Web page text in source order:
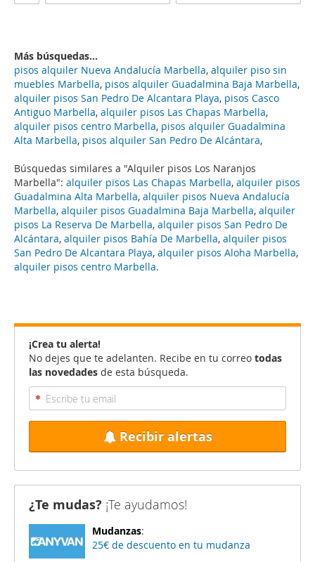
Búsquedas similares a "Alquiler pisos Los Naranjos
Marbella": alquiler pisos Las Chapas Marbella, alquiler pisos
Guadalmina Alta Marbella, alquiler pisos Nueva Andalucía
Marbella, alquiler pisos Guadalmina Baja Marbella, alquiler
pisos La Reserva De Marbella, alquiler pisos San Pedro De
Alcántara, alquiler pisos Bahía De Marbella, alquiler pisos
San Pedro De Alcantara Playa, alquiler pisos Aloha Marbella,
alquiler pisos centro Marbella.
Más búsquedas...
pisos alquiler Nueva Andalucía Marbella, alquiler piso sin
muebles Marbella, pisos alquiler Guadalmina Baja Marbella,
alquiler pisos San Pedro De Alcantara Playa, pisos Casco
Antiguo Marbella, alquiler pisos Las Chapas Marbella,
alquiler pisos centro Marbella, pisos alquiler Guadalmina
Alta Marbella, pisos alquiler San Pedro De Alcántara,
¡Crea tu alerta!
No dejes que te adelanten. Recibe en tu correo todas
las novedades de esta búsqueda.
Recibir alertas
¿Te mudas? ¡Te ayudamos!
Mudanzas:
25€ de descuento en tu mudanza